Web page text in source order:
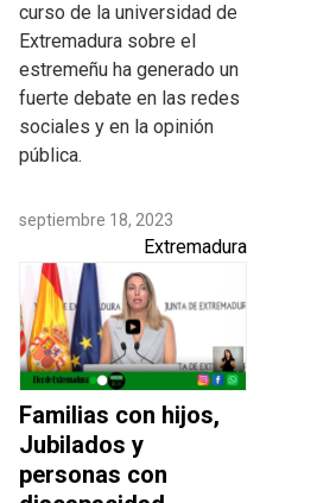
curso de la universidad de
Extremadura sobre el
estremeñu ha generado un
fuerte debate en las redes
sociales y en la opinión
pública.
septiembre 18, 2023
Extremadura
Familias con hijos,
Jubilados y
personas con